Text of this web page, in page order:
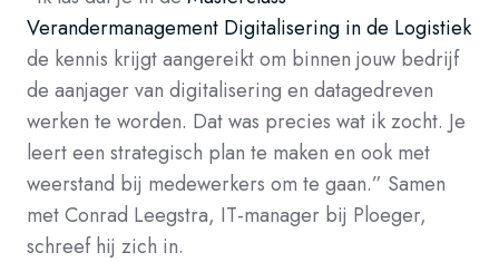
Verandermanagement Digitalisering in de Logistiek
de kennis krijgt aangereikt om binnen jouw bedrijf
de aanjager van digitalisering en datagedreven
werken te worden. Dat was precies wat ik zocht. Je
leert een strategisch plan te maken en ook met
weerstand bij medewerkers om te gaan.” Samen
met Conrad Leegstra, IT-manager bij Ploeger,
schreef hij zich in.